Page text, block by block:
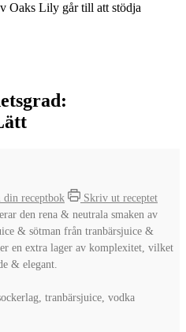
Oaks Lily går till att stödja
receptbok
Skriv ut receptet
den rena & neutrala smaken av
& sötman från tranbärsjuice &
en extra lager av komplexitet, vilket
& elegant.
tranbärsjuice, vodka